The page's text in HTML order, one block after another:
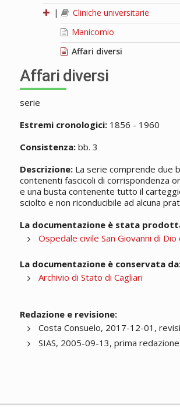
|
Cliniche universitarie
Manicomio
Affari diversi
Affari diversi
serie
Estremi cronologici:1856 - 1960
Consistenza:bb. 3
Descrizione:La serie comprende due
contenenti fascicoli di corrispondenza
e una busta contenente tutto il
sciolto e non riconducibile ad alcuna
La documentazione è stata
Ospedale civile San Giovanni di Dio
La documentazione è conservata
Archivio di Stato di Cagliari
Redazione e revisione:
Costa Consuelo, 2017-12-01,
SIAS, 2005-09-13, prima redazione